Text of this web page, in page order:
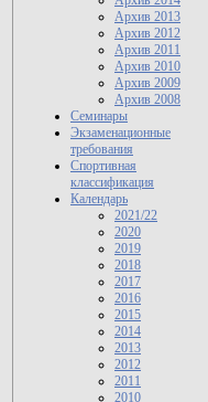
Архив 2013
Архив 2012
Архив 2011
Архив 2010
Архив 2009
Архив 2008
Семинары
Экзаменационные
требования
Спортивная
классификация
Календарь
2021/22
2020
2019
2018
2017
2016
2015
2014
2013
2012
2011
2010